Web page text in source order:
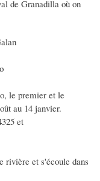
de Granadilla où on
le premier et le
au 14 janvier.
et
rivière et s'écoule dans